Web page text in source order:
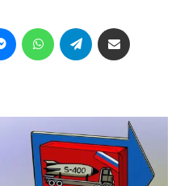
MessengerWhatsAppTelegram